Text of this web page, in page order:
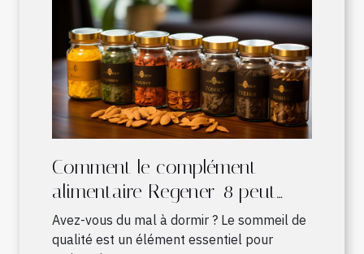
Comment le complément
alimentaire Regener-8 peut
améliorer votre sommeil
Avez-vous du mal à dormir ? Le sommeil de
qualité est un élément essentiel pour